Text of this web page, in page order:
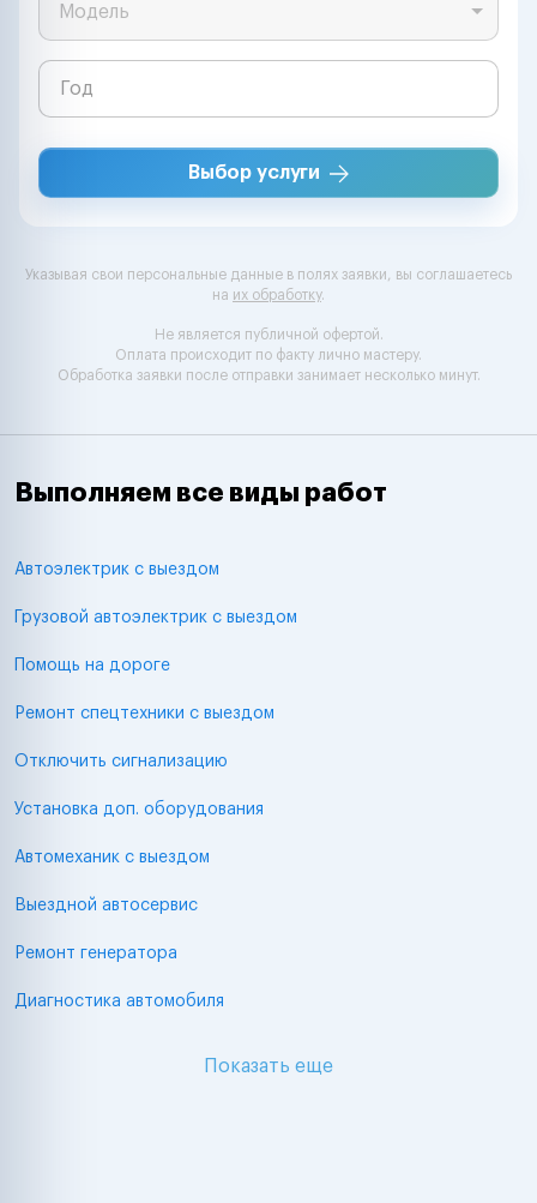
Модель
Выбор услуги
Указывая свои персональные данные в полях заявки, вы соглашаетесь
на их обработку.
Не является публичной офертой.
Оплата происходит по факту лично мастеру.
Обработка заявки после отправки занимает несколько минут.
Выполняем все виды работ
Автоэлектрик с выездом
Грузовой автоэлектрик с выездом
Помощь на дороге
Ремонт спецтехники с выездом
Отключить сигнализацию
Установка доп. оборудования
Автомеханик с выездом
Выездной автосервис
Ремонт генератора
Диагностика автомобиля
Показать еще